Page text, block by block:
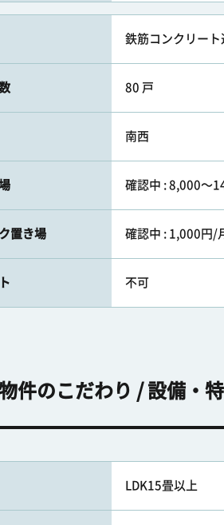
鉄筋コンクリート
80 戸
南西
確認中 : 8,000〜
置き場 確認中 : 1,000円/
不可
件のこだわり / 設備・
LDK15畳以上